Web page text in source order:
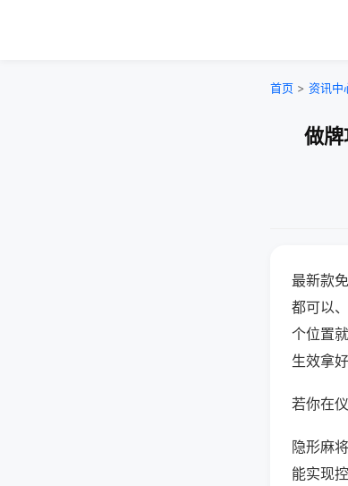
首页 > 资讯中
做
最新款
都可以
个位置
生效拿好
若你在
隐形麻
能实现